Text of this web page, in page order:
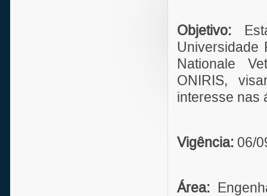
Objetivo:
Nationale
ONIRIS,
interesse nas
Vigência: 06/
Área: